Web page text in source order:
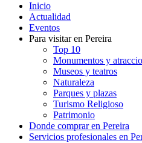
Inicio
Actualidad
Eventos
Para visitar en Pereira
Top 10
Monumentos y
Museos y teatros
Naturaleza
Parques y plazas
Turismo Religioso
Patrimonio
Donde comprar en Pereira
Servicios profesionales en